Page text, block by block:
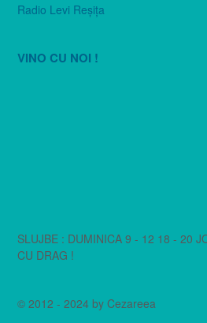
Radio Levi Reşiţa
VINO CU NOI !
SLUJBE : DUMINICA 9 - 12 18 - 20
CU DRAG !
© 2012 - 2024 by Cezareea